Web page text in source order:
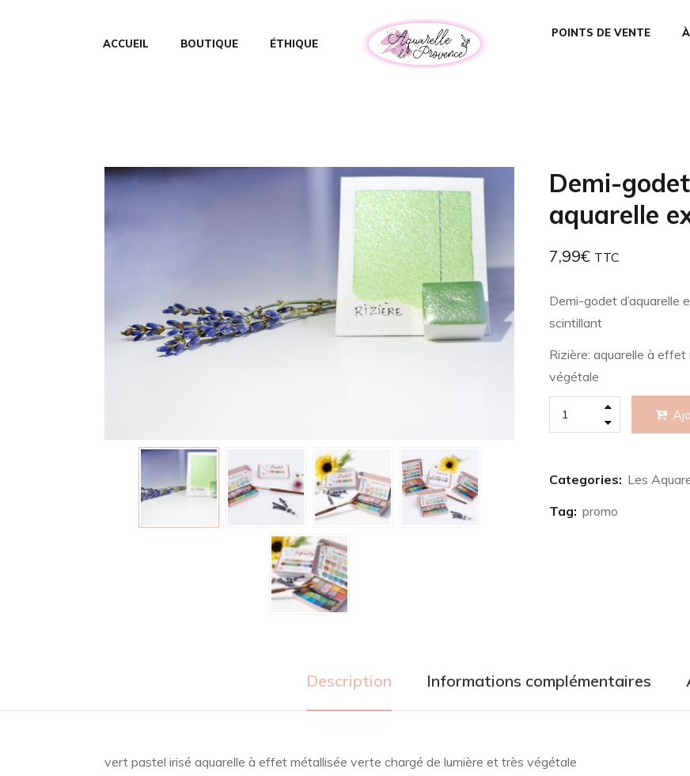
ACCUEIL BOUTIQUE ÉTHIQUE
POINTS DE VENTE
Demi-
aquarelle
7,99€ TTC
Demi-godet
scintillant
Rizière: aquarelle à
végétale
Categories: Les
Tag: promo
Description Informations complémentaires
vert pastel irisé aquarelle à effet métallisée verte chargé de lumière et très végétale